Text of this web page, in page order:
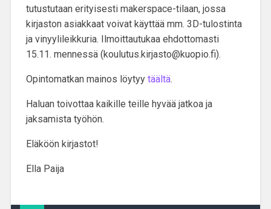
tutustutaan erityisesti makerspace-tilaan, jossa
kirjaston asiakkaat voivat käyttää mm. 3D-tulostinta
ja vinyylileikkuria. Ilmoittautukaa ehdottomasti
15.11. mennessä (koulutus.kirjasto@kuopio.fi).
Opintomatkan mainos löytyy täältä.
Haluan toivottaa kaikille teille hyvää jatkoa ja
jaksamista työhön.
Eläköön kirjastot!
Ella Paija